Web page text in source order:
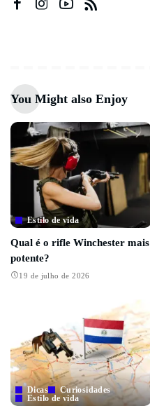
You Might also Enjoy
Estilo de vida
Qual é o rifle Winchester mais
potente?
19 de julho de 2026
Dicas
Curiosidades
Estilo de vida